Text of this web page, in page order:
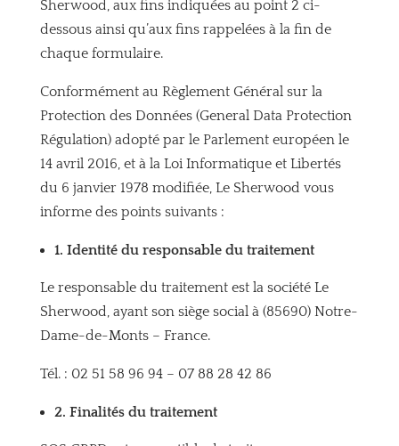
Sherwood, aux fins indiquées au point 2 ci-
dessous ainsi qu’aux fins rappelées à la fin de
chaque formulaire.
Conformément au Règlement Général sur la
Protection des Données (General Data Protection
Régulation) adopté par le Parlement européen le
14 avril 2016, et à la Loi Informatique et Libertés
du 6 janvier 1978 modifiée, Le Sherwood vous
informe des points suivants :
1. Identité du responsable du traitement
Le responsable du traitement est la société Le
Sherwood, ayant son siège social à(85690) Notre-
Dame-de-Monts– France.
Tél. : 02 51 58 96 94 – 07 88 28 42 86
2. Finalités du traitement